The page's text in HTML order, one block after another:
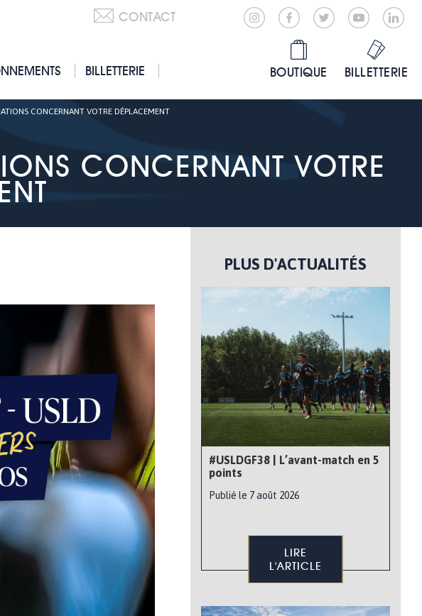
CONTACT
BILLETTERIE
BOUTIQUE BILLETTERIE
CONCERNANT VOTRE DÉPLACEMENT
CONCERNANT VOTRE
PLUS D'ACTUALITÉS
#USLDGF38 | L’avant-match en 5
points
Publié le 7 août 2026
LIRE
L'ARTICLE